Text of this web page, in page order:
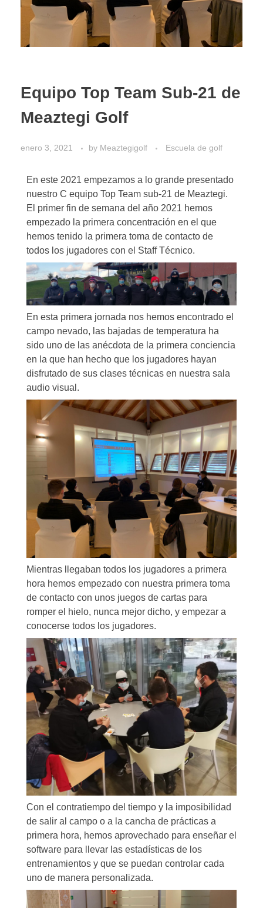
Equipo Top Team Sub-21 de
Meaztegi Golf
enero 3, 2021 by Meaztegigolf Escuela de golf
En este 2021 empezamos a lo grande presentado
nuestro C equipo Top Team sub-21 de Meaztegi.
El primer fin de semana del año 2021 hemos
empezado la primera concentración en el que
hemos tenido la primera toma de contacto de
todos los jugadores con el Staff Técnico.
En esta primera jornada nos hemos encontrado el
campo nevado, las bajadas de temperatura ha
sido uno de las anécdota de la primera conciencia
en la que han hecho que los jugadores hayan
disfrutado de sus clases técnicas en nuestra sala
audio visual.
Mientras llegaban todos los jugadores a primera
hora hemos empezado con nuestra primera toma
de contacto con unos juegos de cartas para
romper el hielo, nunca mejor dicho, y empezar a
conocerse todos los jugadores.
Con el contratiempo del tiempo y la imposibilidad
de salir al campo o a la cancha de prácticas a
primera hora, hemos aprovechado para enseñar el
software para llevar las estadísticas de los
entrenamientos y que se puedan controlar cada
uno de manera personalizada.